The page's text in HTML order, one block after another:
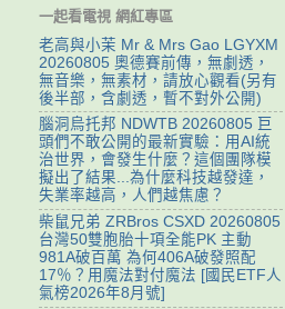
一起看電視 網紅專區
老高與小茉 Mr & Mrs Gao LGYXM
20260805 奧德賽前傳，無劇透，
無音樂，無素材，請放心觀看(另有
後半部，含劇透，暫不對外公開)
腦洞烏托邦 NDWTB 20260805 巨
頭們不敢公開的最新實驗：用AI統
治世界，會發生什麼？這個團隊模
擬出了結果...為什麼科技越發達，
失業率越高，人們越焦慮？
柴鼠兄弟 ZRBros CSXD 20260805
台灣50雙胞胎十項全能PK 主動
981A破百萬 為何406A破發照配
17％？用魔法對付魔法 [國民ETF人
氣榜2026年8月號]